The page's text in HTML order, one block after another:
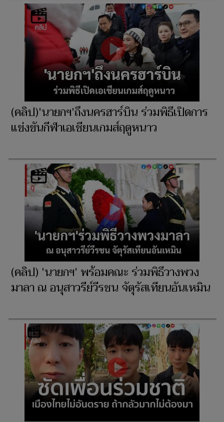
(คลิป)'นายกฯ'ถึงนครฮาร์บิน ร่วมพิธีเปิดการ
แข่งขันกีฬาเอเชียนเกมส์ฤดูหนาว
(คลิป) 'นายกฯ' พร้อมคณะ ร่วมพิธีวางพวง
มาลา ณ อนุสาวรีย์วีรชน จัตุรัสเทียนอันเหมิน